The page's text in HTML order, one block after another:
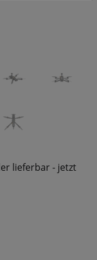
lieferbar - jetzt